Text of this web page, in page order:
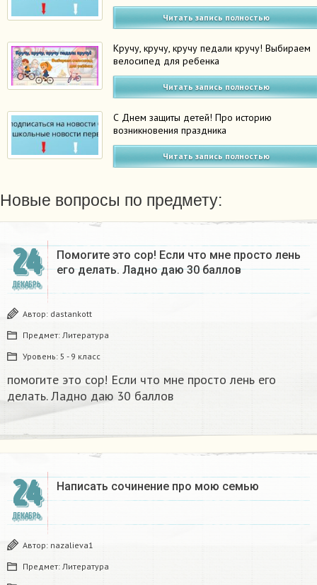
Читать запись полностью
Кручу, кручу, кручу педали кручу! Выбираем
велосипед для ребенка
Читать запись полностью
С Днем защиты детей! Про историю
возникновения праздника
Читать запись полностью
Новые вопросы по предмету:
24
ДЕКАБРЬ
Помогите это сор! Если что мне просто лень
его делать. Ладно даю 30 баллов​
Автор: dastankott
Предмет: Литература
Уровень: 5 - 9 класс
помогите это сор! Если что мне просто лень его
делать. Ладно даю 30 баллов​
24
ДЕКАБРЬ
Написать сочинение про мою семью ​
Автор: nazalieva1
Предмет: Литература